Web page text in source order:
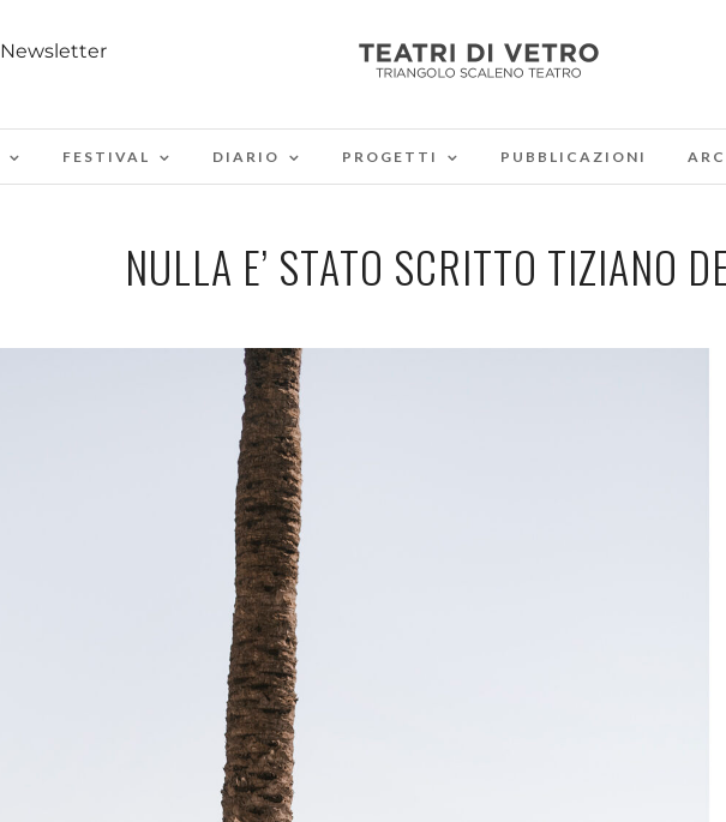
Newsletter
FESTIVAL DIARIO PROGETTI PUBBLICAZIONI
NULLA E’ STATO SCRITTO TIZIANO